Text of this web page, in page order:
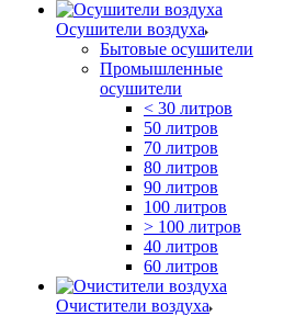
Осушители воздуха
Бытовые осушители
Промышленные
осушители
< 30 литров
50 литров
70 литров
80 литров
90 литров
100 литров
> 100 литров
40 литров
60 литров
Очистители воздуха